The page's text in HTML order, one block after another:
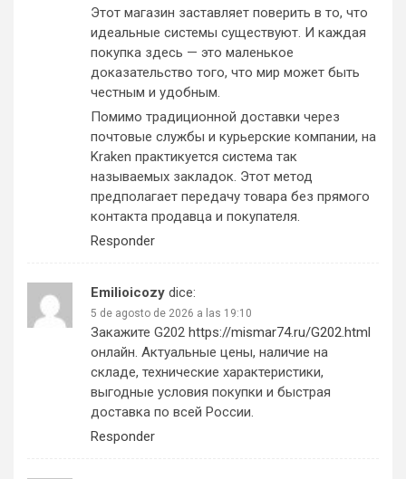
Этот магазин заставляет поверить в то, что
идеальные системы существуют. И каждая
покупка здесь — это маленькое
доказательство того, что мир может быть
честным и удобным.
Помимо традиционной доставки через
почтовые службы и курьерские компании, на
Kraken практикуется система так
называемых закладок. Этот метод
предполагает передачу товара без прямого
контакта продавца и покупателя.
Responder
Emilioicozy dice:
5 de agosto de 2026 a las 19:10
Закажите G202 https://mismar74.ru/G202.html
онлайн. Актуальные цены, наличие на
складе, технические характеристики,
выгодные условия покупки и быстрая
доставка по всей России.
Responder